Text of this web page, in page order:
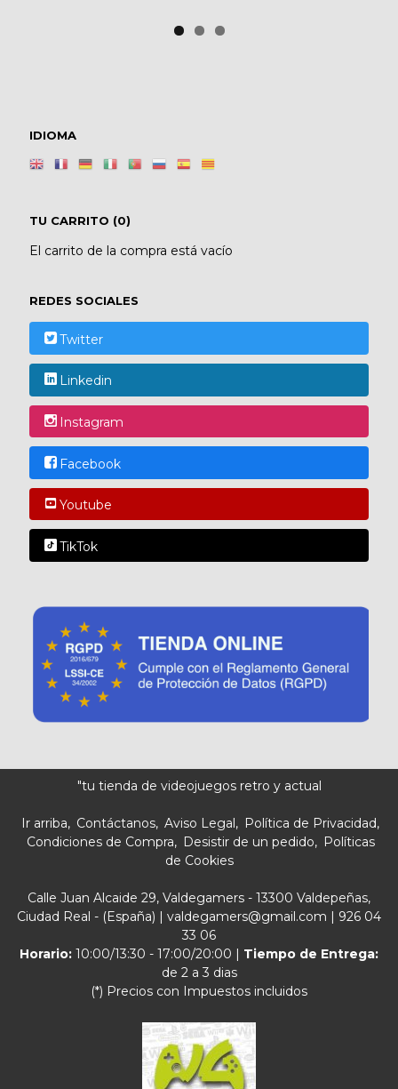
IDIOMA
TU CARRITO (0)
El carrito de la compra está vacío
REDES SOCIALES
Twitter
Linkedin
Instagram
Facebook
Youtube
TikTok
"tu tienda de videojuegos retro y actual
Ir arriba Contáctanos Aviso Legal
Política de Privacidad
Condiciones de Compra
Desistir de un pedido
Políticas
de Cookies
Calle Juan Alcaide 29, Valdegamers - 13300 Valdepeñas,
Ciudad Real - (España) | valdegamers@gmail.com | 926 04
33 06
Horario: 10:00/13:30 - 17:00/20:00 | Tiempo de Entrega:
de 2 a 3 dias
(*) Precios con Impuestos incluidos